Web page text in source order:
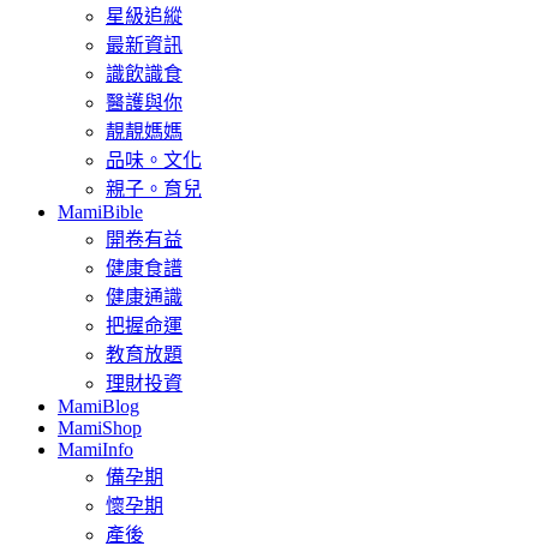
星級追縱
最新資訊
識飲識食
醫護與你
靚靚媽媽
品味。文化
親子。育兒
MamiBible
開卷有益
健康食譜
健康通識
把握命運
教育放題
理財投資
MamiBlog
MamiShop
MamiInfo
備孕期
懷孕期
產後